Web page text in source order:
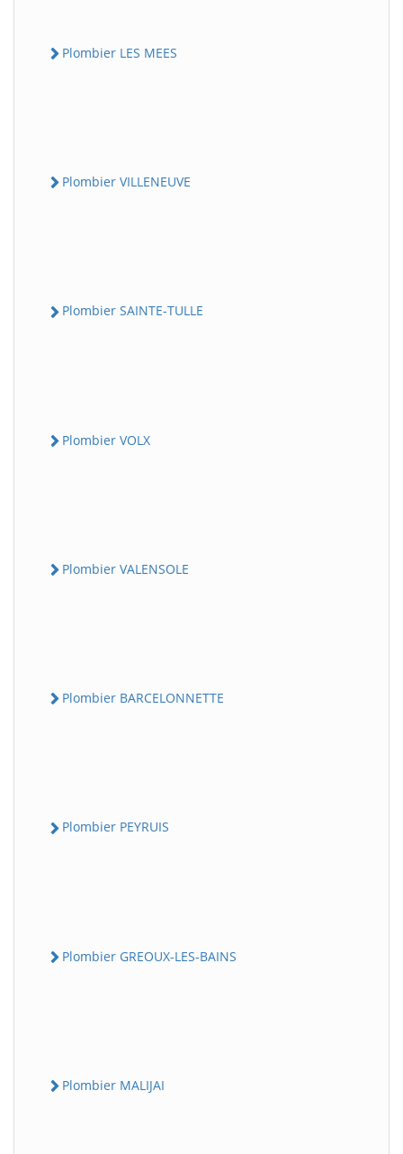
Plombier LES MEES
Plombier VILLENEUVE
Plombier SAINTE-TULLE
Plombier VOLX
Plombier VALENSOLE
Plombier BARCELONNETTE
Plombier PEYRUIS
Plombier GREOUX-LES-BAINS
Plombier MALIJAI